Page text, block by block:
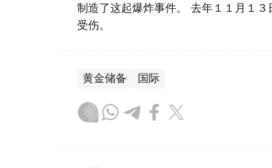
制造了这起爆炸事件。 去年１１月１
受伤。
黄金储备 国际